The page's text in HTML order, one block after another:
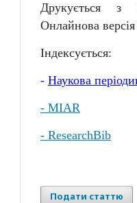
Друкується з
Онлайнова
Індексується:
- Наукова
- MIAR
- ResearchBib
Подати статтю